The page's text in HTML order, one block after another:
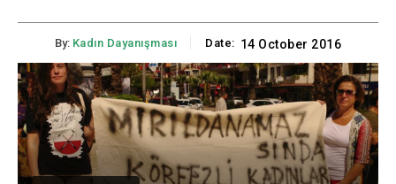
By: Kadın Dayanışması Date: 14 October 2016